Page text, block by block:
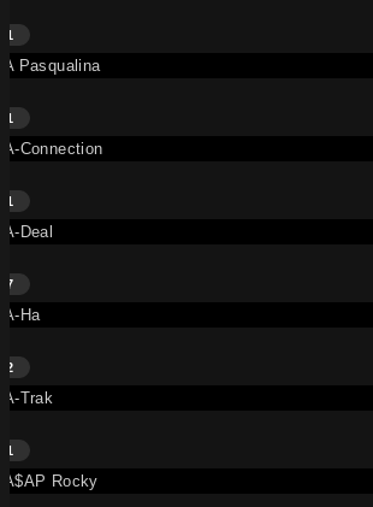
1
A Pasqualina
1
A-Connection
1
A-Deal
7
A-Ha
2
A-Trak
1
A$AP Rocky